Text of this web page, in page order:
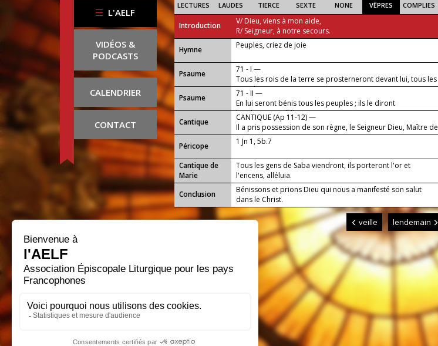
L'AELF
VIDÉOS &
PODCASTS
CALENDRIER
CONTACT
LECTURES LAUDES TIERCE SEXTE NONE VÊPRES COMPLIES
Introduction
V/ Dieu, viens à mon aide,
R/ Seigneur, à notre secours.
...
Hymne Peuples, criez de joie
Psaume
71 - I —
Tous les rois de la terre se prosterneront devant lui, tous les
pays le serviront.
Psaume
71 - II —
En lui seront bénis tous les peuples ; ils le diront
bienheureux, alléluia !
Cantique
CANTIQUE (Ap 11-12) —
Il a pris possession de son règne, le Seigneur Dieu, Maître de
tout !
Péricope
1 Jn 1, 5b.7
Cantique de
Marie
Tous les gens de Saba viendront, ils porteront l'or et
l'encens, alléluia.
Conclusion
Bénissons et prions Dieu qui nous a manifesté son salut
dans le Christ.
veille lendemain